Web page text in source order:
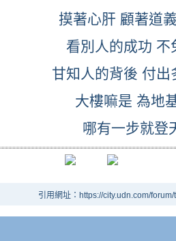
摸著心肝 顧著道
看別人的成功 不
甘知人的背後 付
大樓嘛是 為地
哪有一步就登
引用網址：https://city.udn.com/